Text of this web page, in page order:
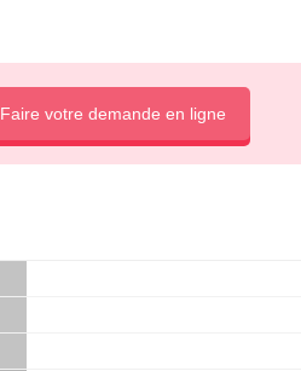
Faire votre demande en ligne